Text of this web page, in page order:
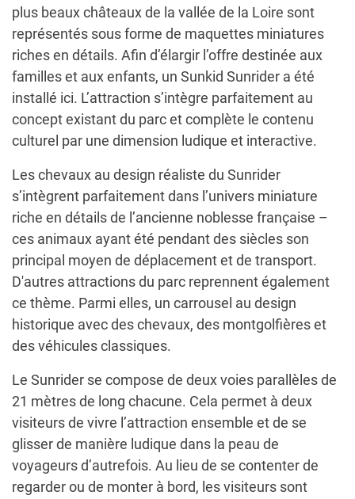
plus beaux châteaux de la vallée de la Loire sont
représentés sous forme de maquettes miniatures
riches en détails. Afin d’élargir l’offre destinée aux
familles et aux enfants, un Sunkid Sunrider a été
installé ici. L’attraction s’intègre parfaitement au
concept existant du parc et complète le contenu
culturel par une dimension ludique et interactive.
Les chevaux au design réaliste du Sunrider
s’intègrent parfaitement dans l’univers miniature
riche en détails de l’ancienne noblesse française –
ces animaux ayant été pendant des siècles son
principal moyen de déplacement et de transport.
D'autres attractions du parc reprennent également
ce thème. Parmi elles, un carrousel au design
historique avec des chevaux, des montgolfières et
des véhicules classiques.
Le Sunrider se compose de deux voies parallèles de
21 mètres de long chacune. Cela permet à deux
visiteurs de vivre l’attraction ensemble et de se
glisser de manière ludique dans la peau de
voyageurs d’autrefois. Au lieu de se contenter de
regarder ou de monter à bord, les visiteurs sont